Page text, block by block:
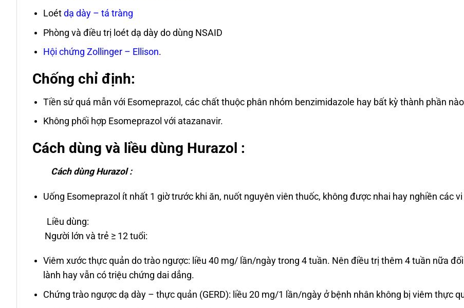
Loét dạ dày – tá tràng
Phòng và điều trị loét dạ dày do dùng NSAID
Hội chứng Zollinger – Ellison.
Chống chỉ định:
Tiền sử quá mẫn với Esomeprazol, các chất thuộc phân nhóm benzimidazole hay bất kỳ thành phần
Không phối hợp Esomeprazol với atazanavir.
Cách dùng và liều dùng Hurazol :
Cách dùng Hurazol :
Uống Esomeprazol ít nhất 1 giờ trước khi ăn, nuốt nguyên viên thuốc, không được nhai hay nghiền các
Liều dùng:
Người lớn và trẻ ≥ 12 tuổi:
Viêm xước thực quản do trào ngược: liều 40 mg/ lần/ngày trong 4 tuần. Nên điều trị thêm 4 tuần nữa
lành hay vẫn có triệu chứng dai dẳng.
Chứng trào ngược dạ dày – thực quản (GERD): liều 20 mg/1 lần/ngày ở bệnh nhân không bị viêm thực